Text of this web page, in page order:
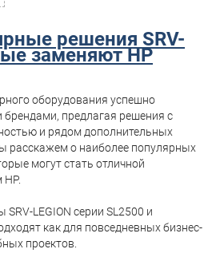
решения SRV-
заменяют HP
оборудования успешно
предлагая решения с
и рядом дополнительных
расскажем о наиболее популярных
могут стать отличной
LEGION серии SL2500 и
как для повседневных бизнес-
проектов.